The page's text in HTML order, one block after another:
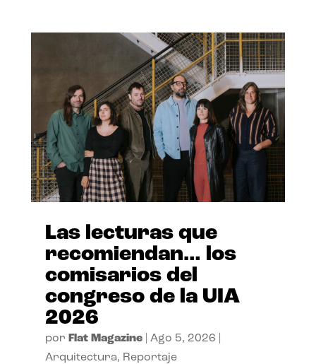
Las lecturas que
recomiendan… los
comisarios del
congreso de la UIA
2026
por Flat Magazine| Ago 5, 2026
Arquitectura, Reportaje